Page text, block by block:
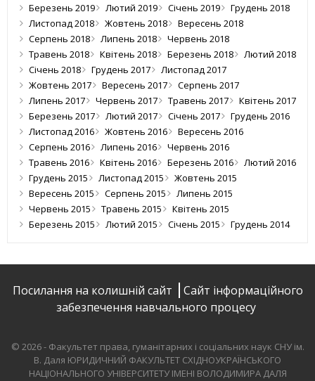
Березень 2019
Лютий 2019 Січень 2019
Грудень 2018
Листопад 2018
Жовтень 2018
Вересень 2018
Серпень 2018
Липень 2018
Червень 2018
Травень 2018
Квітень 2018 Березень 2018
Лютий 2018
Січень 2018
Грудень 2017
Листопад 2017
Жовтень 2017
Вересень 2017
Серпень 2017
Липень 2017
Червень 2017 Травень 2017
Квітень 2017
Березень 2017
Лютий 2017 Січень 2017
Грудень 2016
Листопад 2016
Жовтень 2016
Вересень 2016
Серпень 2016
Липень 2016
Червень 2016
Травень 2016
Квітень 2016 Березень 2016
Лютий 2016
Грудень 2015
Листопад 2015
Жовтень 2015
Вересень 2015
Серпень 2015
Липень 2015
Червень 2015
Травень 2015
Квітень 2015
Березень 2015
Лютий 2015 Січень 2015 Грудень 2014
Посилання на колишній сайт
Сайт інформаційного
забезпечення навчального процесу
© 2026 - Факультет права, гуманітарних і соціальних наук СНУ ім.
В. Даля ЮРИДИЧНИЙ ФАКУЛЬТЕТ СХІДНОУКРАЇНСЬКОГО
НАЦІОНАЛЬНОГО УНІВЕРСИТЕТУ ІМЕНІ ВОЛОДИМИРА ДАЛЯ